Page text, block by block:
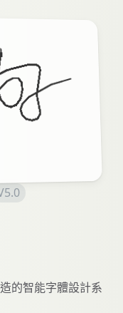
的智能字體設計系